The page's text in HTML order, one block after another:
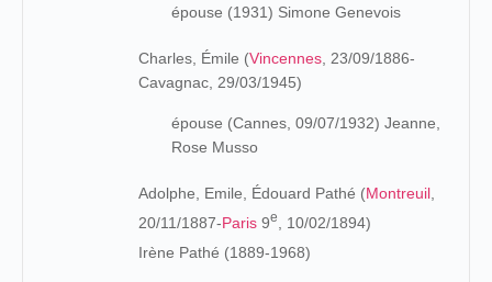
épouse (1931) Simone Genevois
Charles, Émile (Vincennes, 23/09/1886-
Cavagnac, 29/03/1945)
épouse (Cannes, 09/07/1932) Jeanne,
Rose Musso
Adolphe, Emile, Édouard Pathé (Montreuil,
20/11/1887-Paris 9e
, 10/02/1894)
Irène Pathé (1889-1968)